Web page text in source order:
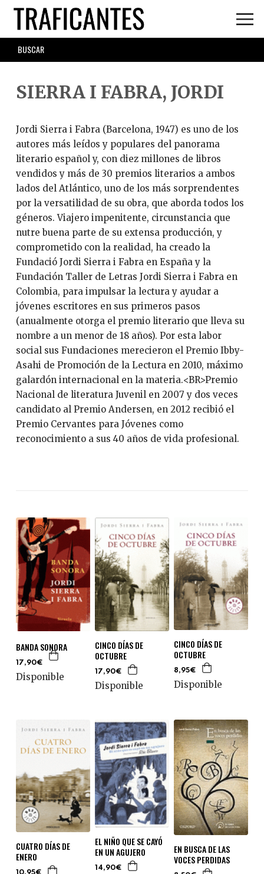
Skip
main
content
SEARCH
FORM
SIERRA I FABRA, JORDI
Jordi Sierra i Fabra (Barcelona, 1947) es uno de los
autores más leídos y populares del panorama
literario español y, con diez millones de libros
vendidos y más de 30 premios literarios a ambos
lados del Atlántico, uno de los más sorprendentes
por la versatilidad de su obra, que aborda todos los
géneros. Viajero impenitente, circunstancia que
nutre buena parte de su extensa producción, y
comprometido con la realidad, ha creado la
Fundació Jordi Sierra i Fabra en España y la
Fundación Taller de Letras Jordi Sierra i Fabra en
Colombia, para impulsar la lectura y ayudar a
jóvenes escritores en sus primeros pasos
(anualmente otorga el premio literario que lleva su
nombre a un menor de 18 años). Por esta labor
social sus Fundaciones merecieron el Premio Ibby-
Asahi de Promoción de la Lectura en 2010, máximo
galardón internacional en la materia.<BR>Premio
Nacional de literatura Juvenil en 2007 y dos veces
candidato al Premio Andersen, en 2012 recibió el
Premio Cervantes para Jóvenes como
reconocimiento a sus 40 años de vida profesional.
BANDA SONORA
17,90€
Disponible
CINCO DÍAS DE
OCTUBRE
17,90€
Disponible
CINCO DÍAS DE
OCTUBRE
8,95€
Disponible
CUATRO DÍAS DE
ENERO
EL NIÑO QUE SE CAYÓ
EN UN AGUJERO
14,90€
EN BUSCA DE LAS
VOCES PERDIDAS